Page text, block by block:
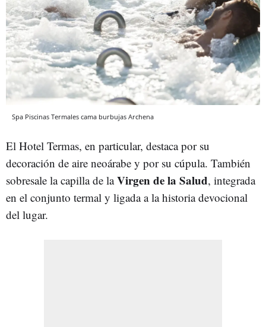
Spa Piscinas Termales cama burbujas Archena
El Hotel Termas, en particular, destaca por su
decoración de aire neoárabe y por su cúpula. También
sobresale la capilla de laVirgen de la Salud, integrada
en el conjunto termal y ligada a la historia devocional
del lugar.